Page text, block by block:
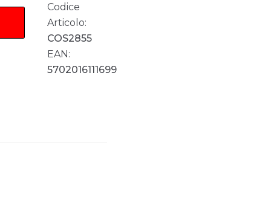
Codice
Articolo:
COS2855
EAN:
5702016111699